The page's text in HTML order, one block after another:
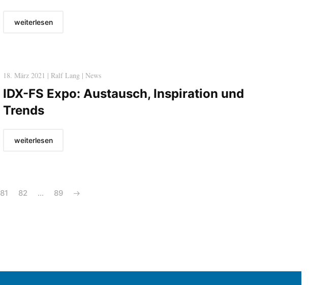
weiterlesen
18. März 2021 | Ralf Lang | News
IDX-FS Expo: Austausch, Inspiration und
Trends
weiterlesen
81 82 … 89